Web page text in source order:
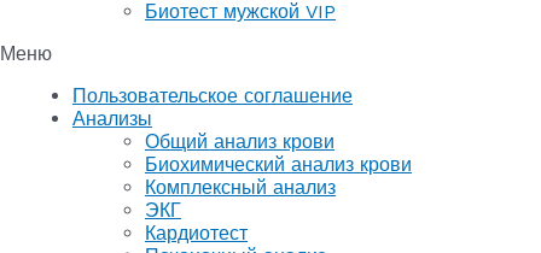
Биотест мужской VIP
Меню
Пользовательское соглашение
Анализы
Общий анализ крови
Биохимический анализ крови
Комплексный анализ
ЭКГ
Кардиотест